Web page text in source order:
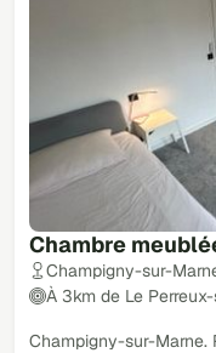
Chambre
Champigny-sur-
À 3km de Le
Champigny-sur-Marne.